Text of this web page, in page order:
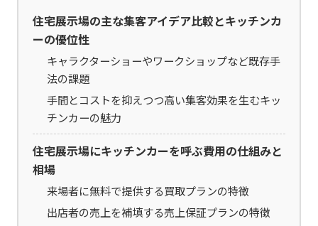
住宅展示場の主な集客アイデア比較とキッチンカ
ーの優位性
キャラクターショーやワークショップなど既存手
法の課題
手間とコストを抑えつつ高い集客効果を生むキッ
チンカーの魅力
住宅展示場にキッチンカーを呼ぶ費用の仕組みと
相場
来場者に無料で提供する買取プランの特徴
出店者の売上を補填する売上保証プランの特徴